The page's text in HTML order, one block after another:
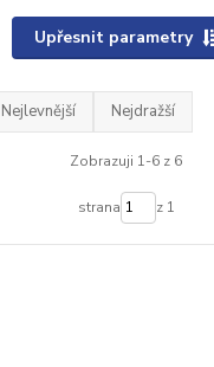
Upřesnit parametry
Nejlevnější Nejdražší
Zobrazuji 1-6 z 6
strana z 1